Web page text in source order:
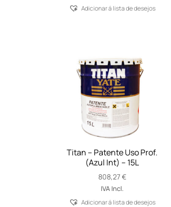
Adicionar á lista de desejos
Titan – Patente Uso Prof.
(Azul Int) – 15L
808,27€
IVA Incl.
Adicionar á lista de desejos